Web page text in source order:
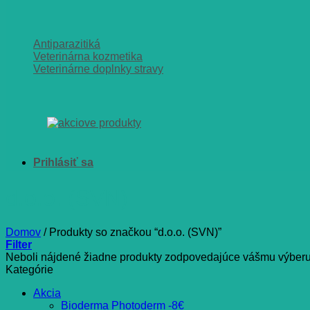
Antiparazitiká
Veterinárna kozmetika
Veterinárne doplnky stravy
Domov /Produkty so značkou “d.o.o. (SVN)”
Filter
Neboli nájdené žiadne produkty zodpovedajúce vášmu
Kategórie
Akcia
Bioderma Photoderm -8€